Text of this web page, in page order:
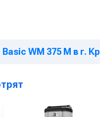
WM 375 M в г.